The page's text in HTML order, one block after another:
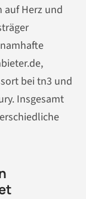
auf Herz und
bei tn3 und
Insgesamt